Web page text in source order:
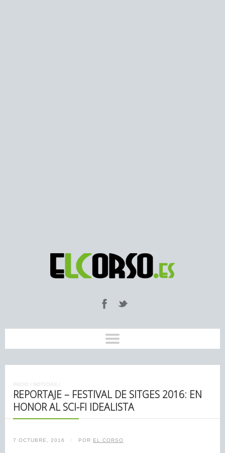
INICIO / NOTICIAS /
REPORTAJE – FESTIVAL DE SITGES 2016: EN
HONOR AL SCI-FI IDEALISTA
7 OCTUBRE, 2016 / POR EL CORSO